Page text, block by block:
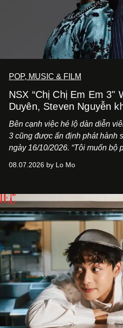
POP, MUSIC & FILM
NSX “Chị Chị Em Em 3"
Duyên, Steven Nguyễn
Bên cạnh việc hé lộ dàn diễn
3 cũng được ấn định phát hành
ngày 16/10/2026. “Tôi muốn bộ
Việt Nam”, NSX Will Vũ cho biết.
08.07.2026 by Lo Mo